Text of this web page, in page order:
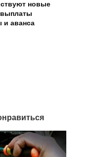
новые
и аванса